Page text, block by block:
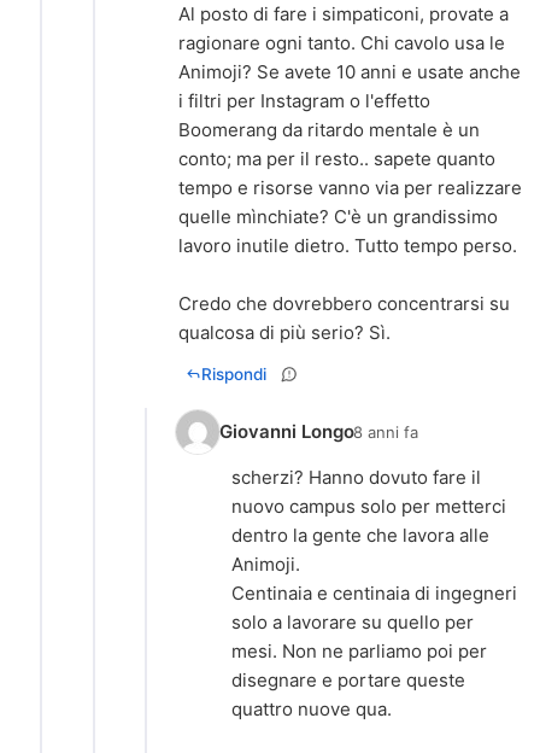
Al posto di fare i simpaticoni, provate a
ragionare ogni tanto. Chi cavolo usa le
Animoji? Se avete 10 anni e usate anche
i filtri per Instagram o l'effetto
Boomerang da ritardo mentale è un
conto; ma per il resto.. sapete quanto
tempo e risorse vanno via per realizzare
quelle mìnchiate? C'è un grandissimo
lavoro inutile dietro. Tutto tempo perso.
Credo che dovrebbero concentrarsi su
qualcosa di più serio? Sì.
Rispondi
Giovanni Longo8 anni fa
scherzi? Hanno dovuto fare il
nuovo campus solo per metterci
dentro la gente che lavora alle
Animoji.
Centinaia e centinaia di ingegneri
solo a lavorare su quello per
mesi. Non ne parliamo poi per
disegnare e portare queste
quattro nuove qua.